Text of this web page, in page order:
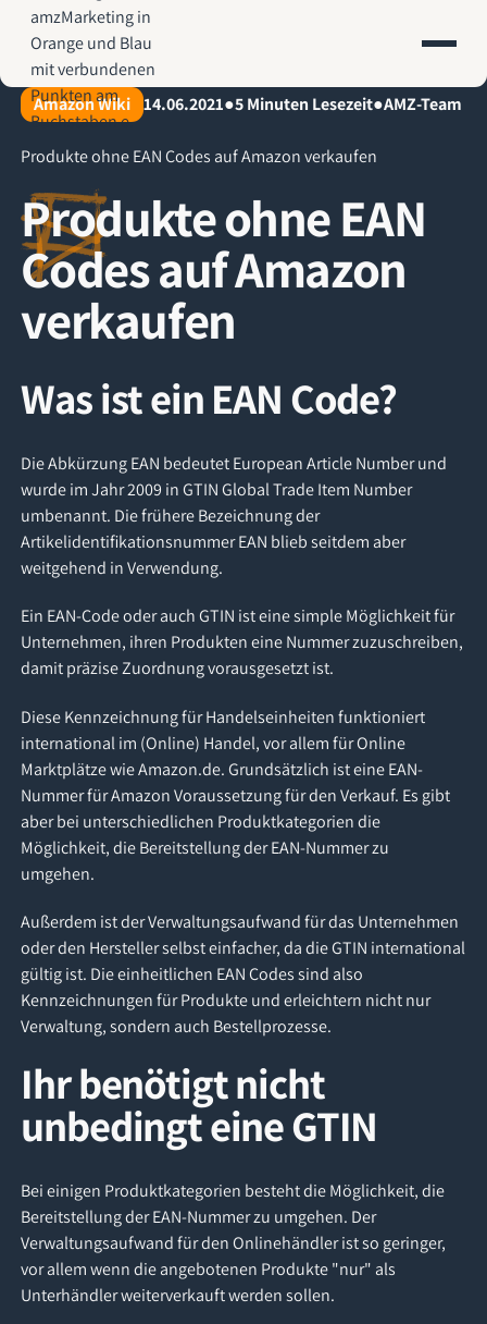
AMZ-Marketing.de - Amazon Agentur für profitables Wachstum
Amazon Wiki 14.06.2021●5Minuten Lesezeit●AMZ-Team
Produkte ohne EAN Codes auf Amazon verkaufen
Produkte ohne EAN
Codes auf Amazon
verkaufen
Was ist ein EAN Code?
Die Abkürzung EAN bedeutet European Article Number und
wurde im Jahr 2009 in GTIN Global Trade Item Number
umbenannt. Die frühere Bezeichnung der
Artikelidentifikationsnummer EAN blieb seitdem aber
weitgehend in Verwendung.
Ein EAN-Code oder auch GTIN ist eine simple Möglichkeit für
Unternehmen, ihren Produkten eine Nummer zuzuschreiben,
damit präzise Zuordnung vorausgesetzt ist.
Diese Kennzeichnung für Handelseinheiten funktioniert
international im (Online) Handel, vor allem für Online
Marktplätze wie Amazon.de. Grundsätzlich ist eine EAN-
Nummer für Amazon Voraussetzung für den Verkauf. Es gibt
aber bei unterschiedlichen Produktkategorien die
Möglichkeit, die Bereitstellung der EAN-Nummer zu
umgehen.
Außerdem ist der Verwaltungsaufwand für das Unternehmen
oder den Hersteller selbst einfacher, da die GTIN international
gültig ist. Die einheitlichen EAN Codes sind also
Kennzeichnungen für Produkte und erleichtern nicht nur
Verwaltung, sondern auch Bestellprozesse.
Ihr benötigt nicht
unbedingt eine GTIN
Bei einigen Produktkategorien besteht die Möglichkeit, die
Bereitstellung der EAN-Nummer zu umgehen. Der
Verwaltungsaufwand für den Onlinehändler ist so geringer,
vor allem wenn die angebotenen Produkte "nur" als
Unterhändler weiterverkauft werden sollen.